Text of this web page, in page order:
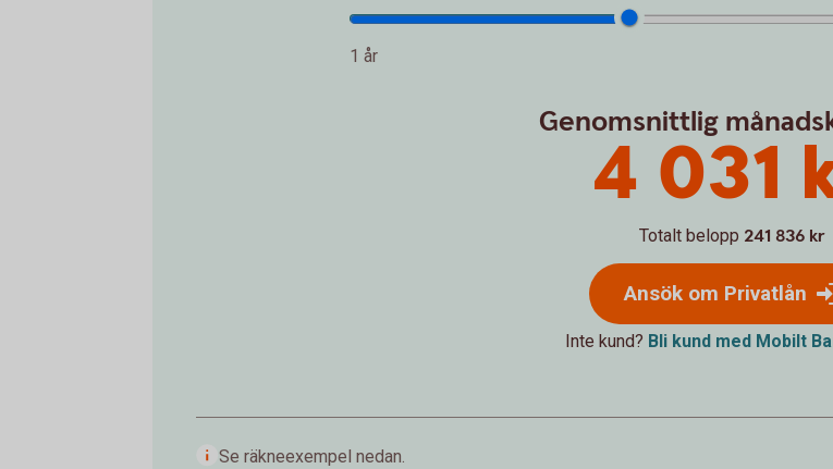
1 år
Genomsnittlig
4 031
Totalt belopp 241 836 kr
Ansök om Privatlån
Inte kund? Bli kund med Mobilt
Se räkneexempel nedan.